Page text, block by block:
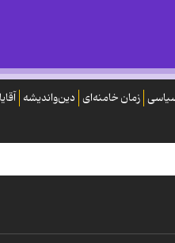
زمان خامنه‌ای دین‌واندیشه